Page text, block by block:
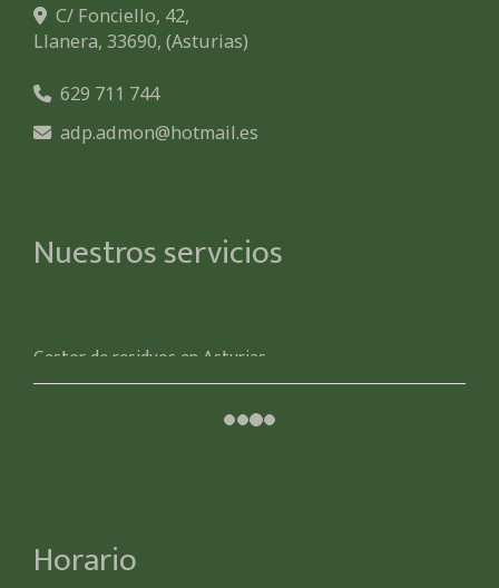
C/ Fonciello, 42,
Llanera, 33690, (Asturias)
629 711 744
adp.admon
hotmail.es
Nuestros servicios
03 de octubre de 2018
Horario